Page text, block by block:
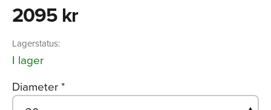
2095 kr
Lagerstatus:
I lager
Diameter*